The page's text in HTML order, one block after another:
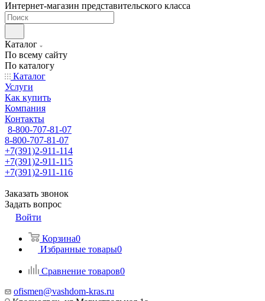
Интернет-магазин представительского класса
Каталог
По всему сайту
По каталогу
Каталог
Услуги
Как купить
Компания
Контакты
8-800-707-81-07
8-800-707-81-07
+7(391)2-911-114
+7(391)2-911-115
+7(391)2-911-116
Заказать звонок
Задать вопрос
Войти
Корзина0
Избранные товары0
Сравнение товаров0
ofismen@vashdom-kras.ru